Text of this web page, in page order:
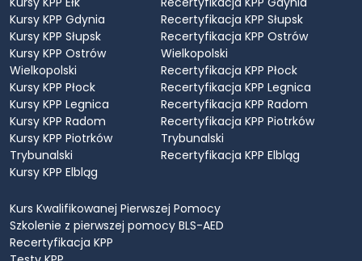
Kursy KPP Gdynia
Kursy KPP Słupsk
Kursy KPP Ostrów
Wielkopolski
Kursy KPP Płock
Kursy KPP Legnica
Kursy KPP Radom
Kursy KPP Piotrków
Trybunalski
Kursy KPP Elbląg
Recertyfikacja KPP Słupsk
Recertyfikacja KPP Ostrów
Wielkopolski
Recertyfikacja KPP Płock
Recertyfikacja KPP Legnica
Recertyfikacja KPP Radom
Recertyfikacja KPP Piotrków
Trybunalski
Recertyfikacja KPP Elbląg
Kurs Kwalifikowanej Pierwszej Pomocy
Szkolenie z pierwszej pomocy BLS-AED
Recertyfikacja KPP